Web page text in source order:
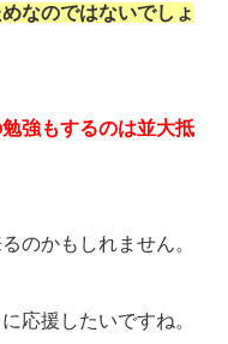
なのではないでしょ
強もするのは並大抵
のかもしれません。
応援したいですね。